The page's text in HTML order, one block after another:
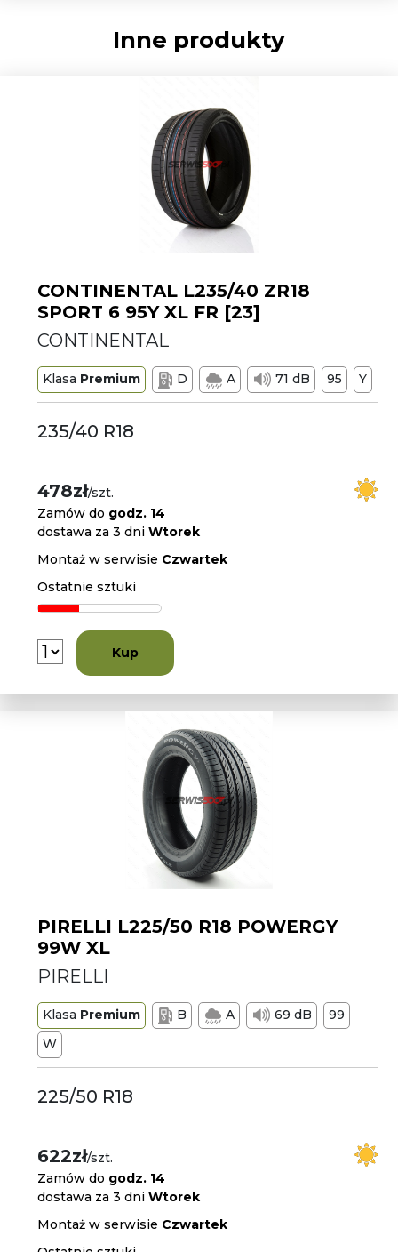
Inne produkty
CONTINENTAL L235/40 ZR18
SPORT 6 95Y XL FR [23]
CONTINENTAL
Klasa Premium D A 71 dB 95 Y
235/40 R18
478zł/szt.
Zamów do godz. 14
dostawa za 3 dniWtorek
Montaż w serwisie Czwartek
Ostatnie sztuki
Kup
PIRELLI L225/50 R18 POWERGY
99W XL
PIRELLI
Klasa Premium B A 69 dB
99
W
225/50 R18
622zł/szt.
Zamów do godz. 14
dostawa za 3 dniWtorek
Montaż w serwisie Czwartek